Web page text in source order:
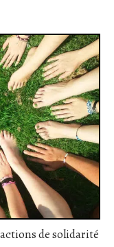
de solidarité